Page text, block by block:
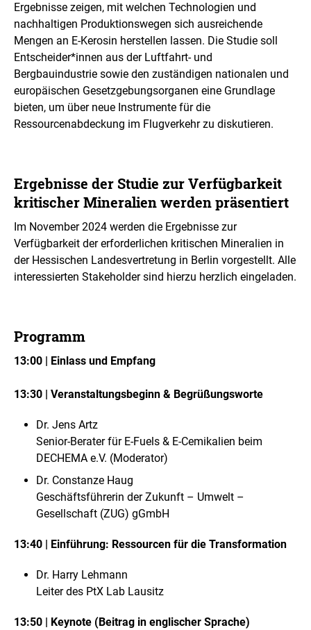
Ergebnisse zeigen, mit welchen Technologien und
nachhaltigen Produktionswegen sich ausreichende
Mengen an E-Kerosin herstellen lassen. Die Studie soll
Entscheider*innen aus der Luftfahrt- und
Bergbauindustrie sowie den zuständigen nationalen und
europäischen Gesetzgebungsorganen eine Grundlage
bieten, um über neue Instrumente für die
Ressourcenabdeckung im Flugverkehr zu diskutieren.
Ergebnisse der Studie zur Verfügbarkeit
kritischer Mineralien werden präsentiert
Im November 2024 werden die Ergebnisse zur
Verfügbarkeit der erforderlichen kritischen Mineralien in
der Hessischen Landesvertretung in Berlin vorgestellt. Alle
interessierten Stakeholder sind hierzu herzlich eingeladen.
Programm
13:00 | Einlass und Empfang
13:30 | Veranstaltungsbeginn & Begrüßungsworte
Dr. Jens Artz
Senior-Berater für E-Fuels & E-Cemikalien beim
DECHEMA e.V. (Moderator)
Dr. Constanze Haug
Geschäftsführerin der Zukunft – Umwelt –
Gesellschaft (ZUG) gGmbH
13:40 | Einführung: Ressourcen für die Transformation
Dr. Harry Lehmann
Leiter des PtX Lab Lausitz
13:50 | Keynote (Beitrag in englischer Sprache)